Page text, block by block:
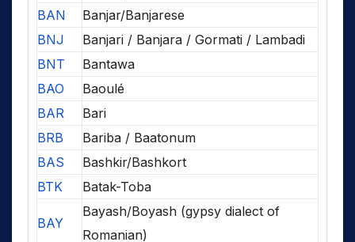
BAN
Banjar/Banjarese
BNJ
Banjari / Banjara / Gormati / Lambadi
BNT
Bantawa
BAO
Baoulé
BAR
Bari
BRB
Bariba / Baatonum
BAS
Bashkir/Bashkort
BTK
Batak-Toba
BAY
Bayash/Boyash (gypsy dialect of
Romanian)